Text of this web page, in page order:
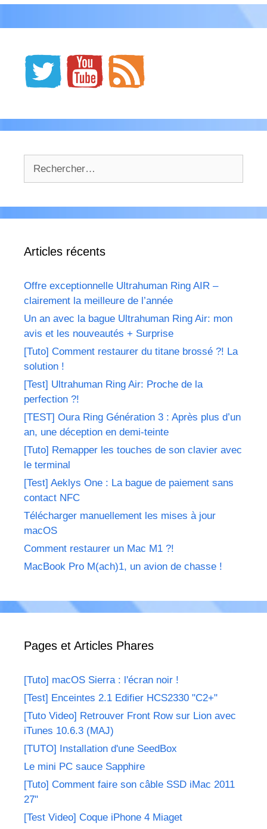
Articles récents
Offre exceptionnelle Ultrahuman Ring AIR –
clairement la meilleure de l’année
Un an avec la bague Ultrahuman Ring Air: mon
avis et les nouveautés + Surprise
[Tuto] Comment restaurer du titane brossé ?! La
solution !
[Test] Ultrahuman Ring Air: Proche de la
perfection ?!
[TEST] Oura Ring Génération 3 : Après plus d’un
an, une déception en demi-teinte
[Tuto] Remapper les touches de son clavier avec
le terminal
[Test] Aeklys One : La bague de paiement sans
contact NFC
Télécharger manuellement les mises à jour
macOS
Comment restaurer un Mac M1 ?!
MacBook Pro M(ach)1, un avion de chasse !
Pages et Articles Phares
[Tuto] macOS Sierra : l'écran noir !
[Test] Enceintes 2.1 Edifier HCS2330 "C2+"
[Tuto Video] Retrouver Front Row sur Lion avec
iTunes 10.6.3 (MAJ)
[TUTO] Installation d'une SeedBox
Le mini PC sauce Sapphire
[Tuto] Comment faire son câble SSD iMac 2011
27"
[Test Video] Coque iPhone 4 Miaget